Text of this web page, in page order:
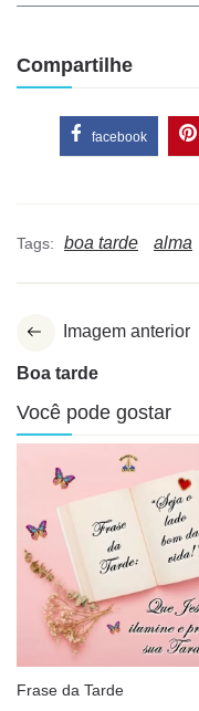
Compartilhe
facebook
Tags: boa tarde alma
Imagem anterior
Boa tarde
Você pode gostar
Frase da Tarde